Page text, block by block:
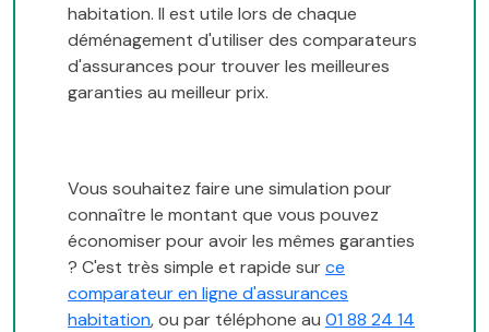
habitation. Il est utile lors de chaque
déménagement d'utiliser des comparateurs
d'assurances pour trouver les meilleures
garanties au meilleur prix.
Vous souhaitez faire une simulation pour
connaître le montant que vous pouvez
économiser pour avoir les mêmes garanties
? C'est très simple et rapide surce
comparateur en ligne d'assurances
habitation, ou par téléphone au 01 88 24 14